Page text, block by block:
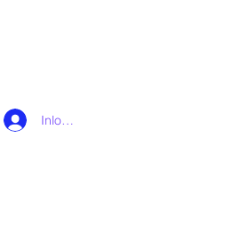
Inloggen